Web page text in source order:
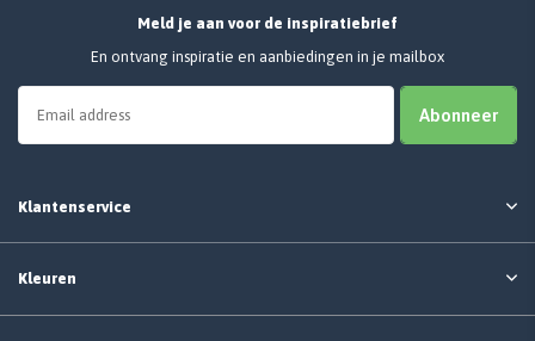
Meld je aan voor de inspiratiebrief
En ontvang inspiratie en aanbiedingen in je mailbox
Abonneer
Klantenservice
Kleuren